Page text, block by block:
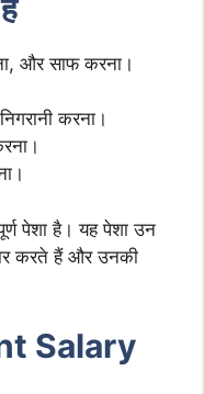
और साफ करना।
करना।
पेशा है। यह पेशा उन
करते हैं और उनकी
Salary